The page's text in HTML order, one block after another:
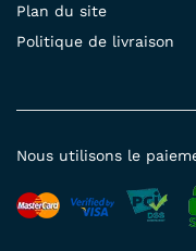
Plan du site
Politique de livraison
Nous utilisons le